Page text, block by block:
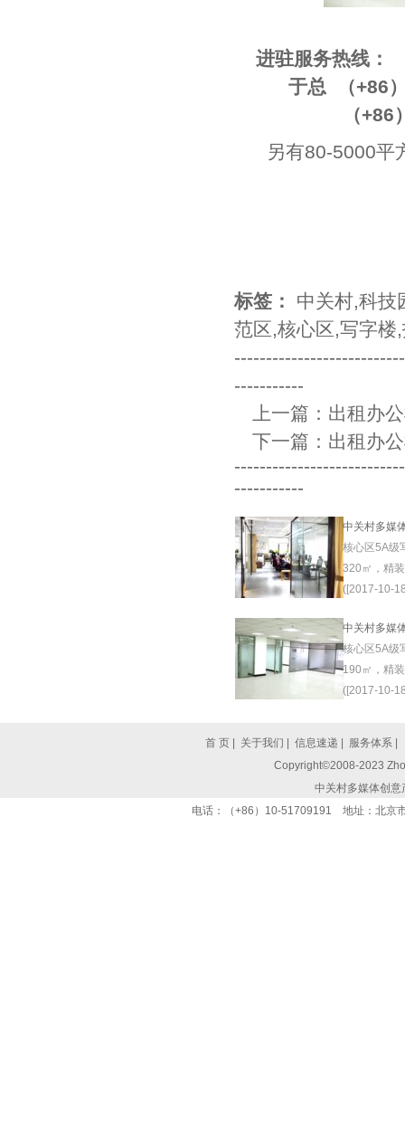
进驻服务热线：
于总 （+86）
（+86）
另有80-5000平
标签： 中关村,科技
范区,核心区,写字楼,
-----------
上一篇： 出租办
下一篇： 出租办
-----------
中关村多媒
核心区5A级
320㎡，精
([2017-10-
中关村多媒
核心区5A级
190㎡，精
([2017-10-
首 页 关于我们 信息速递 服务体系
Copyright©2008-2023
中关村多媒体创
电话：（+86）10-51709191 地址：北京